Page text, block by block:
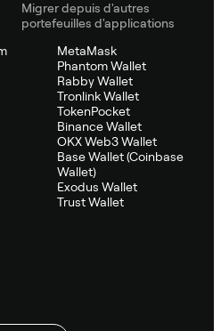
Migrer depuis d'autres
portefeuilles d'applications
MetaMask
Phantom Wallet
Rabby Wallet
Tronlink Wallet
TokenPocket
Binance Wallet
OKX Web3 Wallet
Base Wallet (Coinbase
Wallet)
Exodus Wallet
Trust Wallet